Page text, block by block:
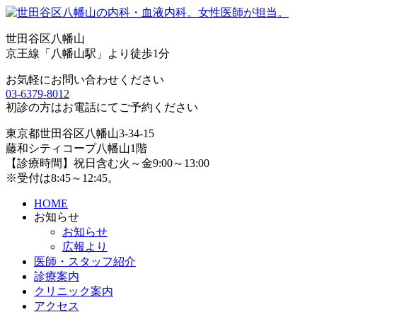
世田谷区八幡山
京王線「八幡山駅」より徒歩1分
お気軽にお問い合わせください
03-6379-8012
初診の方はお電話にてご予約ください
東京都世田谷区八幡山3-34-15
藤和シティコープ八幡山1階
【診療時間】祝日含む火～金9:00～13:00
※受付は8:45～12:45。
HOME
お知らせ
お知らせ
広報より
医師・スタッフ紹介
診療案内
クリニック案内
アクセス